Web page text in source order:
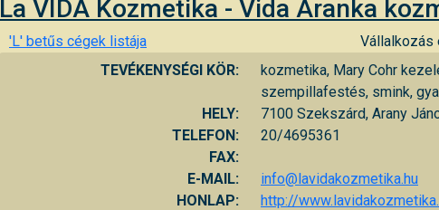
La VIDA Kozmetika - Vida Aranka
'L' betűs cégek listája
Vállalkozás
TEVÉKENYSÉGI KÖR:
kozmetika, Mary Cohr
szempillafestés, smink,
HELY:
7100 Szekszárd, Arany
TELEFON:
20/4695361
FAX:
E-MAIL:
info@lavidakozmetika.hu
HONLAP:
http://